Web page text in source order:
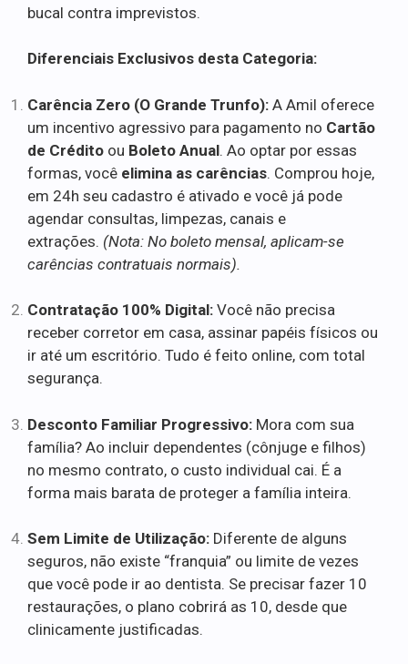
bucal contra imprevistos.
Diferenciais Exclusivos desta Categoria:
Carência Zero (O Grande Trunfo): A Amil oferece
um incentivo agressivo para pagamento no Cartão
de Crédito ou Boleto Anual. Ao optar por essas
formas, você elimina as carências. Comprou hoje,
em 24h seu cadastro é ativado e você já pode
agendar consultas, limpezas, canais e
extrações. (Nota: No boleto mensal, aplicam-se
carências contratuais normais).
Contratação 100% Digital: Você não precisa
receber corretor em casa, assinar papéis físicos ou
ir até um escritório. Tudo é feito online, com total
segurança.
Desconto Familiar Progressivo: Mora com sua
família? Ao incluir dependentes (cônjuge e filhos)
no mesmo contrato, o custo individual cai. É a
forma mais barata de proteger a família inteira.
Sem Limite de Utilização: Diferente de alguns
seguros, não existe “franquia” ou limite de vezes
que você pode ir ao dentista. Se precisar fazer 10
restaurações, o plano cobrirá as 10, desde que
clinicamente justificadas.